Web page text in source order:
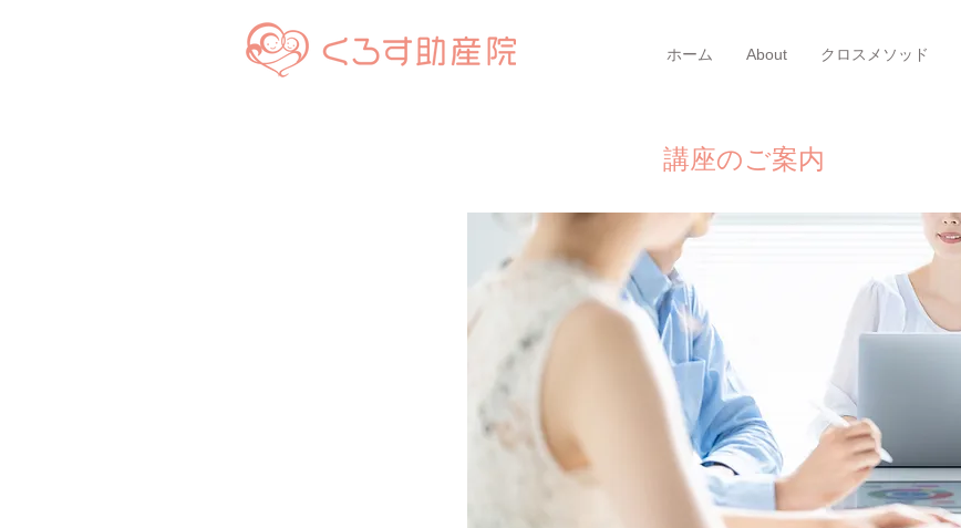
ホーム About クロスメソッド
講座のご案内